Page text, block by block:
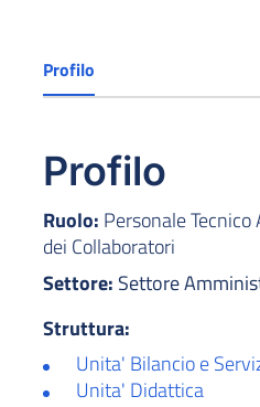
Profilo
Profilo
Ruolo: Personale
dei Collaboratori
Settore: Settore
Struttura:
Unita' Bilancio e
Unita' Didattica